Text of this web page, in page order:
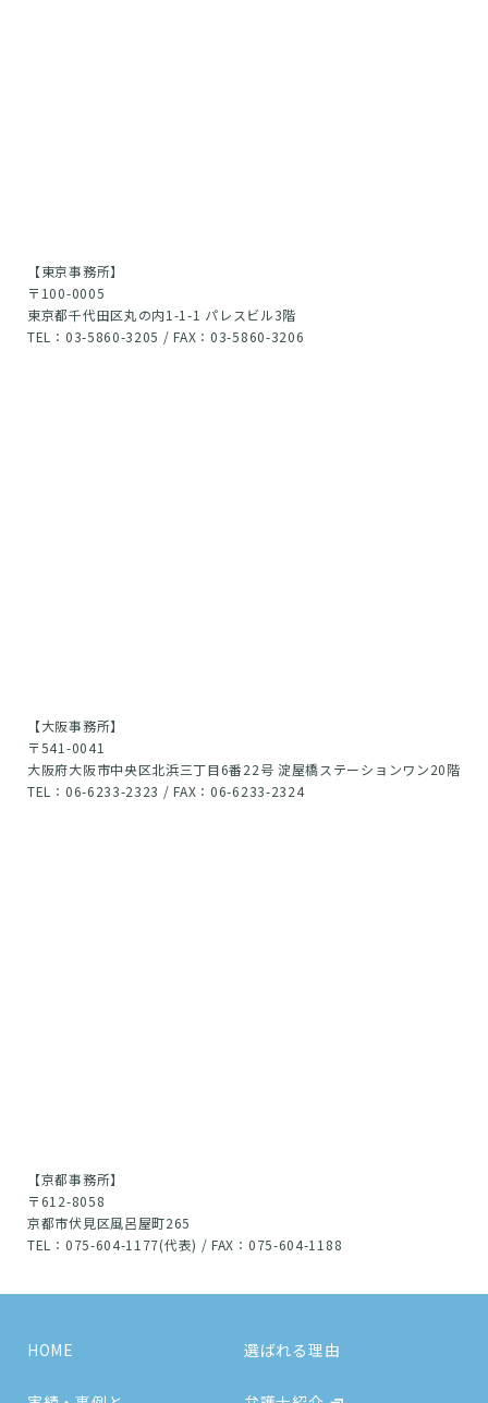
【東京事務所】
〒100-0005
東京都千代田区丸の内1-1-1 パレスビル3階
TEL：03-5860-3205 / FAX：03-5860-3206
【大阪事務所】
〒541-0041
大阪府大阪市中央区北浜三丁目6番22号 淀屋橋ステーションワン20階
TEL：06-6233-2323 / FAX：06-6233-2324
【京都事務所】
〒612-8058
京都市伏見区風呂屋町265
TEL：075-604-1177(代表) / FAX：075-604-1188
HOME 選ばれる理由